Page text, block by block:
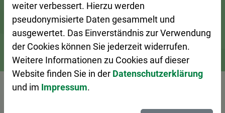
Bürgerservice Ansprechpersonen A–Z
Vorlesen
weiter verbessert. Hierzu werden
pseudonymisierte Daten gesammelt und
ausgewertet. Das Einverständnis zur Verwendung
der Cookies können Sie jederzeit widerrufen.
Weitere Informationen zu Cookies auf dieser
Website finden Sie in der Datenschutzerklärung
und im Impressum.